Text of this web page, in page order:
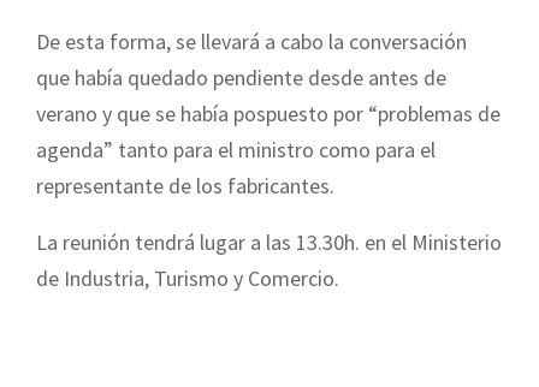
De esta forma, se llevará a cabo la conversación
que había quedado pendiente desde antes de
verano y que se había pospuesto por “problemas de
agenda” tanto para el ministro como para el
representante de los fabricantes.
La reunión tendrá lugar a las 13.30h. en el Ministerio
de Industria, Turismo y Comercio.